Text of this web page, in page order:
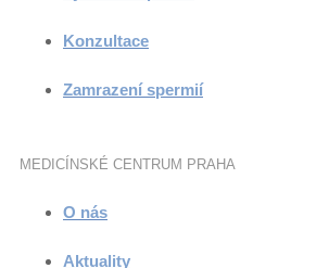
Konzultace
Zamrazení spermií
MEDICÍNSKÉ CENTRUM PRAHA
O nás
Aktuality